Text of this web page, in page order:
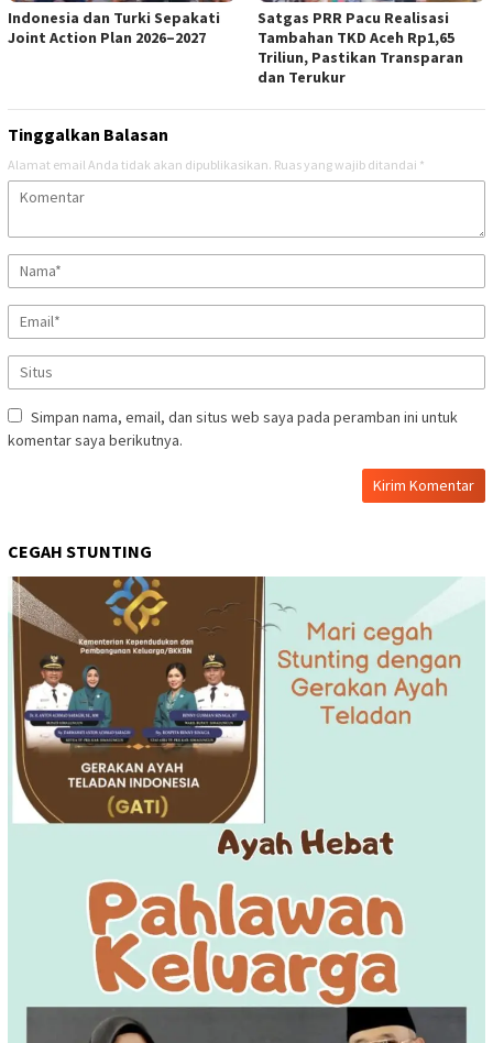
Indonesia dan Turki Sepakati
Joint Action Plan 2026–2027
Satgas PRR Pacu Realisasi
Tambahan TKD Aceh Rp1,65
Triliun, Pastikan Transparan
dan Terukur
Tinggalkan Balasan
Alamat email Anda tidak akan dipublikasikan. Ruas yang wajib ditandai *
Simpan nama, email, dan situs web saya pada peramban ini untuk
komentar saya berikutnya.
CEGAH STUNTING